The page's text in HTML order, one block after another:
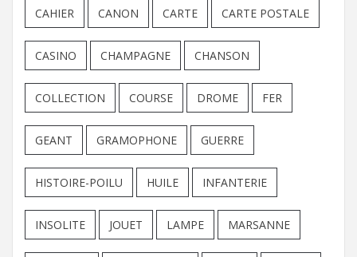
CAHIER CANON CARTE CARTE POSTALE
CASINO CHAMPAGNE CHANSON
COLLECTION COURSE DROME FER
GEANT GRAMOPHONE GUERRE
HISTOIRE-POILU HUILE INFANTERIE
INSOLITE JOUET LAMPE MARSANNE